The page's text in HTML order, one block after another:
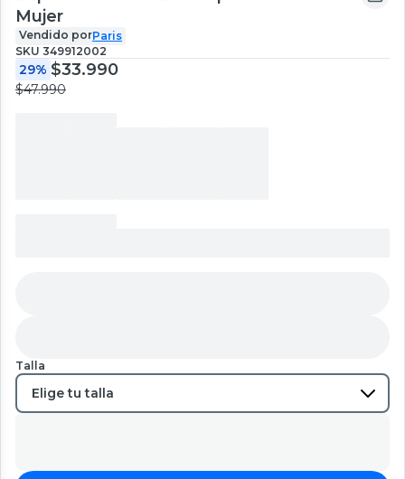
Mujer
Vendido porParis
SKU 349912002
29% $33.990
$47.990
Talla